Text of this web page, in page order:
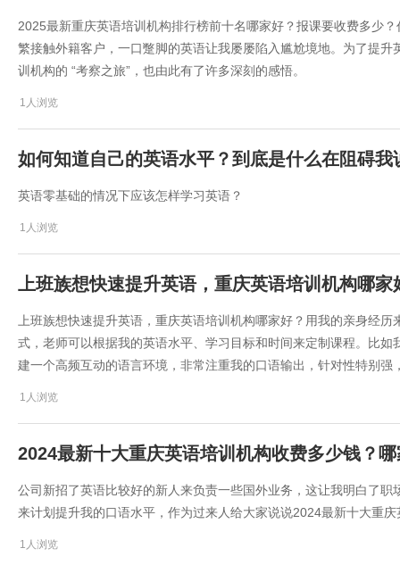
2025最新重庆英语培训机构排行榜前十名哪家好？报课要收费多少
繁接触外籍客户，一口蹩脚的英语让我屡屡陷入尴尬境地。为了提
训机构的 “考察之旅”，也由此有了许多深刻的感悟。
1人浏览
如何知道自己的英语水平？到底是什么在阻碍我
英语零基础的情况下应该怎样学习英语？
1人浏览
上班族想快速提升英语，重庆英语培训机构哪
上班族想快速提升英语，重庆英语培训机构哪家好？用我的亲身经
式，老师可以根据我的英语水平、学习目标和时间来定制课程。比
建一个高频互动的语言环境，非常注重我的口语输出，针对性特别
1人浏览
​2024最新十大重庆英语培训机构收费多少钱？
公司新招了英语比较好的新人来负责一些国外业务，这让我明白了
来计划提升我的口语水平，作为过来人给大家说说​2024最新十大重
1人浏览